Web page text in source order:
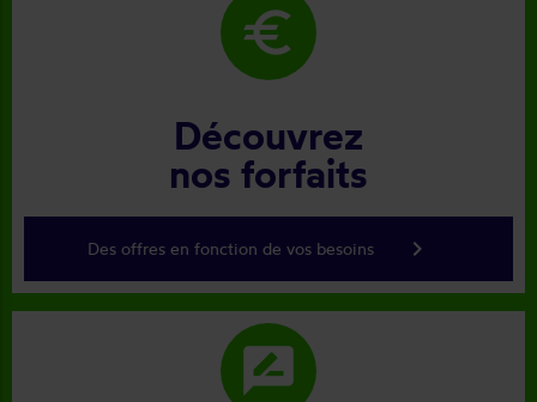
euro
Découvrez
nos forfaits
Des offres en fonction de vos besoins keyboard_arrow_right
rate_review